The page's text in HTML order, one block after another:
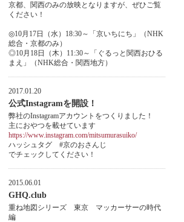
京都、関西のみの放映となりますが、ぜひご覧
ください！
◎10月17日（水）18:30～「京いちにち」（NHK
総合・京都のみ）
◎10月18日（木）11:30～「ぐるっと関西おひる
まえ」（NHK総合・関西地方）
2017.01.20
公式Instagramを開設！
弊社のInstagramアカウントをつくりました！
主におやつを載せています
https://www.instagram.com/mitsumurasuiko/
ハッシュタグ #京のおさんじ
でチェックしてください！
2015.06.01
GHQ.club
重ね地図シリーズ 東京 マッカーサーの時代
編